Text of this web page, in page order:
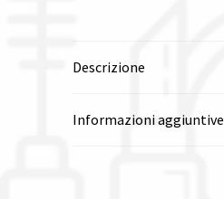
Descrizione
Informazioni aggiuntive